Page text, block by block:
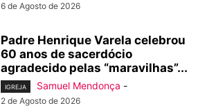
6 de Agosto de 2026
Padre Henrique Varela celebrou
60 anos de sacerdócio
agradecido pelas “maravilhas”...
IGREJA Samuel Mendonça -
2 de Agosto de 2026